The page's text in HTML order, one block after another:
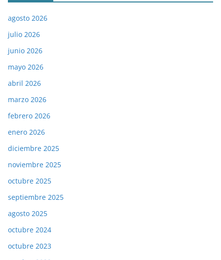
agosto 2026
julio 2026
junio 2026
mayo 2026
abril 2026
marzo 2026
febrero 2026
enero 2026
diciembre 2025
noviembre 2025
octubre 2025
septiembre 2025
agosto 2025
octubre 2024
octubre 2023